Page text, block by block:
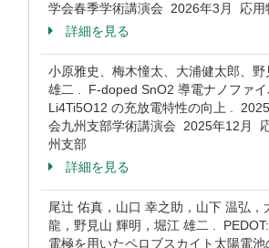
学会春季学術講演会 2026年3月 応用
詳細を見る
小原雅史、梅木憧太、大浦健太郎、野
雄二 . F-doped SnO2 導電ナノファイ
Li4Ti5O12 の充放電特性の向上 .
会九州支部学術講演会 2025年12月
州支部
詳細を見る
尾辻 佑真，山口 幸之助，山下 温弘，
龍，野見山 輝明，堀江 雄二 .
電極を用いたペロブスカイト太陽電池